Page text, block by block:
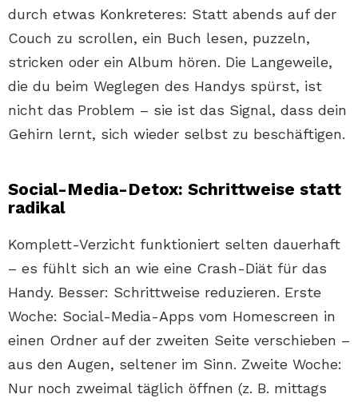
durch etwas Konkreteres: Statt abends auf der
Couch zu scrollen, ein Buch lesen, puzzeln,
stricken oder ein Album hören. Die Langeweile,
die du beim Weglegen des Handys spürst, ist
nicht das Problem – sie ist das Signal, dass dein
Gehirn lernt, sich wieder selbst zu beschäftigen.
Social-Media-Detox: Schrittweise statt
radikal
Komplett-Verzicht funktioniert selten dauerhaft
– es fühlt sich an wie eine Crash-Diät für das
Handy. Besser: Schrittweise reduzieren. Erste
Woche: Social-Media-Apps vom Homescreen in
einen Ordner auf der zweiten Seite verschieben –
aus den Augen, seltener im Sinn. Zweite Woche:
Nur noch zweimal täglich öffnen (z. B. mittags